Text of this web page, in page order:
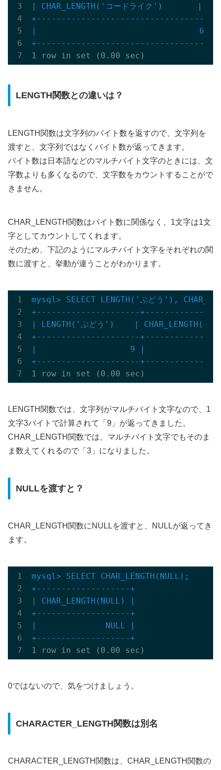
| CHAR_LENGTH('コードライク')       |
+-----------------------------------+
|                                 6 |
+-----------------------------------+
LENGTH関数との違いは？
LENGTH関数は文字列のバイト数を返すので、文字列を
渡すと、文字列ではなくバイト数が返ってきます。
バイト数は日本語などのマルチバイト文字のときには、文
字数よりも多くなるので、文字数をカウントすることがで
きません。
CHAR_LENGTH関数はバイト数に関係なく、1文字は1文
字としてカウントしてくれます。
そのため、下記のようにマルチバイト文字をそれぞれの関
数に渡すと、挙動が違うことがわかります。
mysql> SELECT LENGTH('ぶどう'),
+---------------------
| LENGTH('ぶどう')    | CHAR_LENGTH('
+---------------------
|                   9 |
+---------------------
LENGTH関数では、文字列がマルチバイト文字なので、1
文字3バイトで計算されて「9」が返ってきました。
CHAR_LENGTH関数では、マルチバイト文字でもそのま
ま数えてくれるので「3」になりました。
NULLを渡すと？
CHAR_LENGTH関数にNULLを渡すと、NULLが返ってき
ます。
mysql> SELECT CHAR_LENGTH(NULL);
+-------------------+
| CHAR_LENGTH(NULL) |
+-------------------+
|              NULL |
+-------------------+
0ではないので、気をつけましょう。
CHARACTER_LENGTH関数は別名
CHARACTER_LENGTH関数は、CHAR_LENGTH関数の